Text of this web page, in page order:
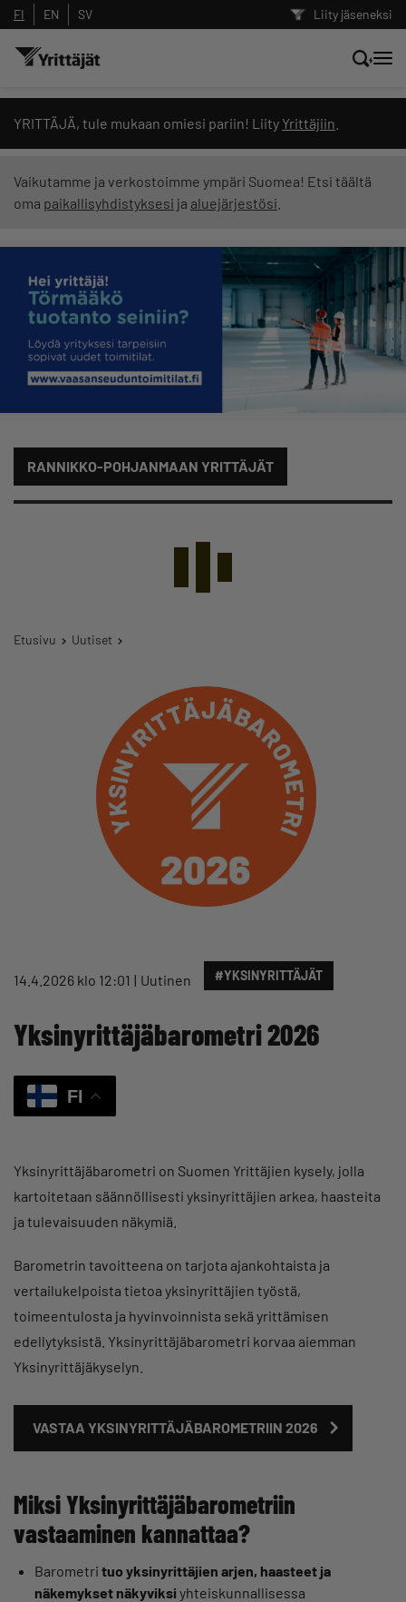
Liity jäseneksi
FI EN SV
YRITTÄJÄ, tule mukaan omiesi pariin! Liity Yrittäjiin
Vaikutamme ja verkostoimme ympäri Suomea! Etsi täältä
oma paikallisyhdistyksesi ja aluejärjestösi
RANNIKKO-POHJANMAAN YRITTÄJÄT
Etusivu Uutiset
14.4.2026 klo 12:01 Uutinen #YKSINYRITTÄJÄT
Yksinyrittäjäbarometri 2026
FI
Yksinyrittäjäbarometri on Suomen Yrittäjien kysely, jolla
kartoitetaan säännöllisesti yksinyrittäjien arkea, haasteita
ja tulevaisuuden näkymiä.
Barometrin tavoitteena on tarjota ajankohtaista ja
vertailukelpoista tietoa yksinyrittäjien työstä,
toimeentulosta ja hyvinvoinnista sekä yrittämisen
edellytyksistä. Yksinyrittäjäbarometri korvaa aiemman
Yksinyrittäjäkyselyn.
VASTAA YKSINYRITTÄJÄBAROMETRIIN 2026
Miksi Yksinyrittäjäbarometriin
vastaaminen kannattaa?
Barometri tuo yksinyrittäjien arjen, haasteet ja
näkemykset näkyviksi yhteiskunnallisessa
Hae sivustolta tai kysy suoraan
Yrittäjien tekoälyltä
Suodata hakutuloksia: näytä kaikki sisältö